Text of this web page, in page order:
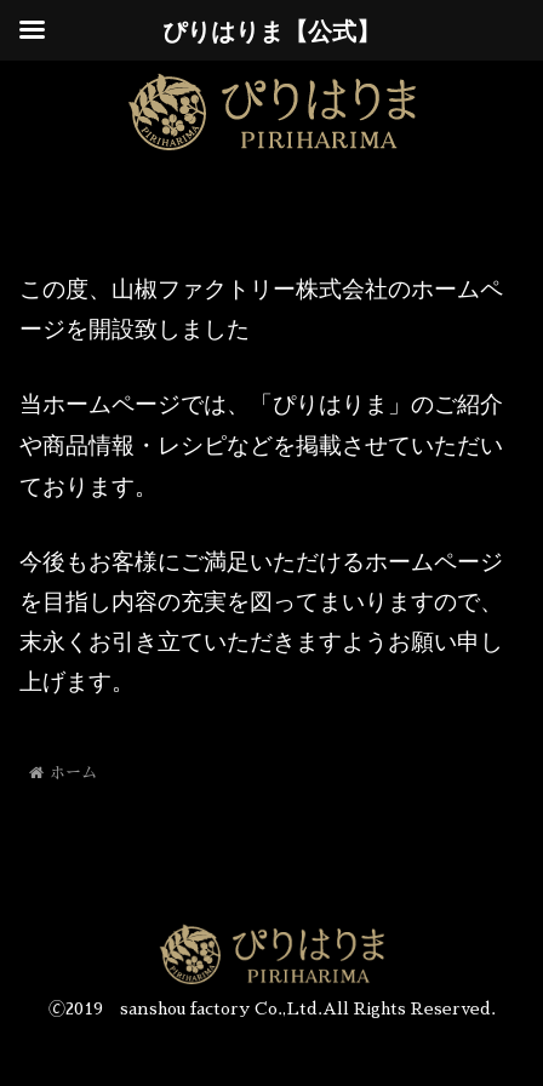
この度、山椒ファクトリー株式会社のホームペ
ージを開設致しました
当ホームページでは、「ぴりはりま」のご紹介
や商品情報・レシピなどを掲載させていただい
ております。
今後もお客様にご満足いただけるホームページ
を目指し内容の充実を図ってまいりますので、
末永くお引き立ていただきますようお願い申し
上げます。
ホーム
🄫2019 sanshou factory Co.,Ltd.All Rights Reserved.
ぴりはりま【公式】